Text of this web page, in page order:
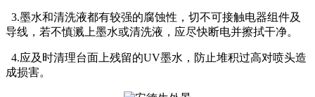
3.墨水和清洗液都有较强的腐蚀性，切不可接触电器组件及
导线，若不慎溅上墨水或清洗液，应尽快断电并擦拭干净。
4.应及时清理台面上残留的UV墨水，防止堆积过高对喷头造
成损害。